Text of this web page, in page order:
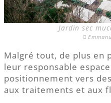
Jardin sec
Malgré tout, de plus en
leur responsable
positionnement vers
aux traitements et aux